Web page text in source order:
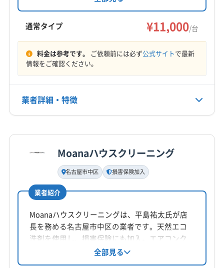
(愛知県) 名古屋市昭和区
(愛知県) 名古屋市瑞穂区
(愛知県) 名古屋市西区
(愛知県) 名古屋市千種区
(愛知県) 名古屋市中村区
(愛知県) 名古屋市天白区
(愛知県) 名古屋市東区
(愛知県) 名古屋市名東区
(滋賀県) 彦根市
(滋賀県) 米原市
関市
岐阜市 山県市 瑞穂市 大垣市
美濃加茂市
美濃市
本巣市
安八郡神戸町
加茂郡坂祝町
本巣郡北方町 揖斐郡池田町
もっと見る
営業時間
定休日
年中無休
電話番号
080-6881-4495
公式サイトを見る
からで、複数台割引があります。年中無休で10
時から18時まで営業し、岐阜県と愛知県の一部
エリアに対応しています。
通常タイプ ¥11,000/台
料金は参考です。 ご依頼前には必ず公式サイトで最新
情報をご確認ください。
業者詳細・特徴
基本情報
所在地
岐阜県岐阜市鶴舞町1丁目8 番地2
対応地域
下呂市 可児市
関市
岐阜市 高山市 山県市 瑞穂市 多治見市
Moanaハウスクリーニング
名古屋市中区 損害保険加入
業者紹介
Moanaハウスクリーニングは、平島祐太氏が店
長を務める名古屋市中区の業者です。天然エコ
洗剤を使用し、損害保険にも加入。エアコンク
リーニングを中心に、消臭抗菌コートや室外機
洗浄などのオプションも提供しています。土日
全部見る